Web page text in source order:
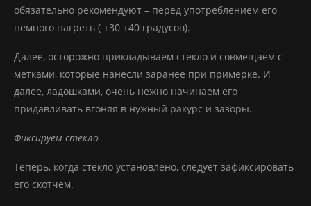
обязательно рекомендуют – перед употреблением его
немного нагреть ( +30 +40 градусов).
Далее, осторожно прикладываем стекло и совмещаем с
метками, которые нанесли заранее при примерке. И
далее, ладошками, очень нежно начинаем его
придавливать вгоняя в нужный ракурс и зазоры.
Фиксируем стекло
Теперь, когда стекло установлено, следует зафиксировать
его скотчем.